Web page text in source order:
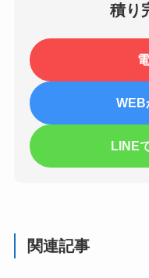
積り
WEB
LINE
関連記事